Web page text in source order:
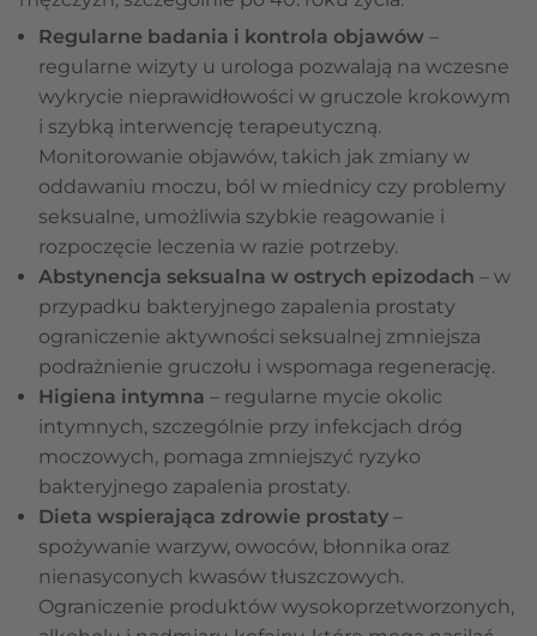
Regularne badania i kontrola objawów –
regularne wizyty u urologa pozwalają na wczesne
wykrycie nieprawidłowości w gruczole krokowym
i szybką interwencję terapeutyczną.
Monitorowanie objawów, takich jak zmiany w
oddawaniu moczu, ból w miednicy czy problemy
seksualne, umożliwia szybkie reagowanie i
rozpoczęcie leczenia w razie potrzeby.
Abstynencja seksualna w ostrych epizodach – w
przypadku bakteryjnego zapalenia prostaty
ograniczenie aktywności seksualnej zmniejsza
podrażnienie gruczołu i wspomaga regenerację.
Higiena intymna – regularne mycie okolic
intymnych, szczególnie przy infekcjach dróg
moczowych, pomaga zmniejszyć ryzyko
bakteryjnego zapalenia prostaty.
Dieta wspierająca zdrowie prostaty –
spożywanie warzyw, owoców, błonnika oraz
nienasyconych kwasów tłuszczowych.
Ograniczenie produktów wysokoprzetworzonych,